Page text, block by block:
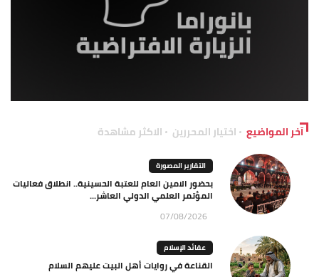
آخر المواضيع اختيار المحررين الاكثر مشاهدة
التقارير المصورة
بحضور الامين العام للعتبة الحسينية.. انطلاق فعاليات
المؤتمر العلمي الدولي العاشر...
07/08/2026
عقائد الإسلام
القناعة في روايات أهل البيت عليهم السلام